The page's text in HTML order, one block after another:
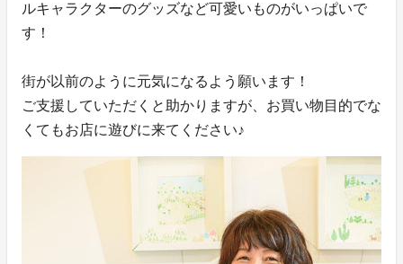
ルキャラクターのグッズなど可愛いものがいっぱいで
す！
街が以前のように元気になるよう願います！
ご支援していただくと助かりますが、お買い物目的でな
くてもお店に遊びに来てください♪